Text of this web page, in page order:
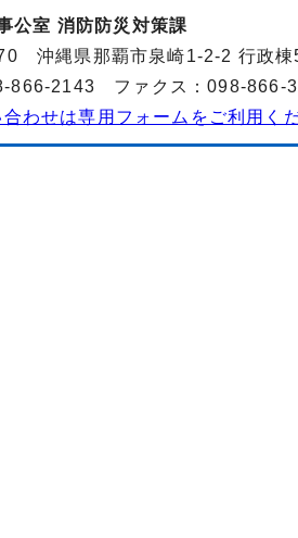
公室 消防防災対策課
沖縄県那覇市泉崎1-2-2 行政棟
866-2143 ファクス：098-866-
わせは専用フォームをご利用く